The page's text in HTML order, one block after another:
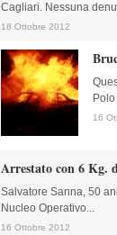
Cagliari. Nessuna
18 Ottobre 2012
16
Arrestato con 6 Kg.
Salvatore Sanna, 50
Nucleo Operativo...
16 Ottobre 2012